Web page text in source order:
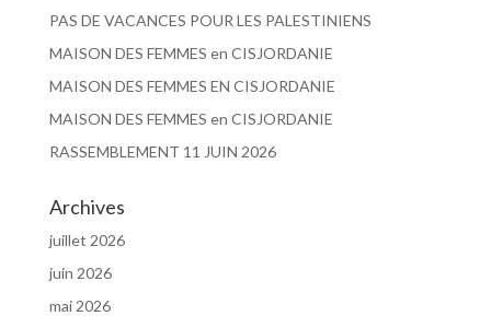
PAS DE VACANCES POUR LES PALESTINIENS
MAISON DES FEMMES en CISJORDANIE
MAISON DES FEMMES EN CISJORDANIE
MAISON DES FEMMES en CISJORDANIE
RASSEMBLEMENT 11 JUIN 2026
Archives
juillet 2026
juin 2026
mai 2026